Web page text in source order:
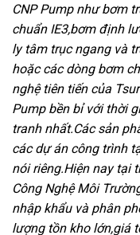
CNP Pump như bơm
chuẩn IE3,bơm định
ly tâm trục ngang và
hoặc các dòng bơm
nghệ tiên tiến của
Pump bền bỉ với thời
tranh nhất.Các sản
các dự án công trình
nói riêng.Hiện nay tại
Công Nghệ Môi
nhập khẩu và phân
lượng tồn kho lớn,giá